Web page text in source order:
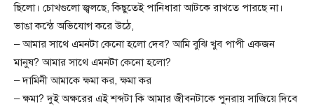
ছিলো। চোখগুলো জ্বলছে, কিছুতেই পানিধারা আটকে রাখতে পারছে না।
ভাঙা কন্ঠে অভিযোগ করে উঠে,
– আমার সাথে এমনটা কেনো হলো দেব? আমি বুঝি খুব পাপী একজন
মানুষ? আমার সাথে এমনটা কেনো হলো?
– দামিনী আমাকে ক্ষমা কর, ক্ষমা কর
– ক্ষমা? দুই অক্ষরের এই শব্দটা কি আমার জীবনটাকে পুনরায় সাজিয়ে দিবে